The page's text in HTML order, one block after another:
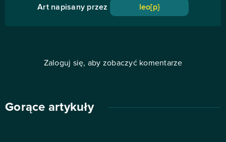
Art napisany przez leo[p}
Zaloguj się, aby zobaczyć komentarze
Gorące artykuły